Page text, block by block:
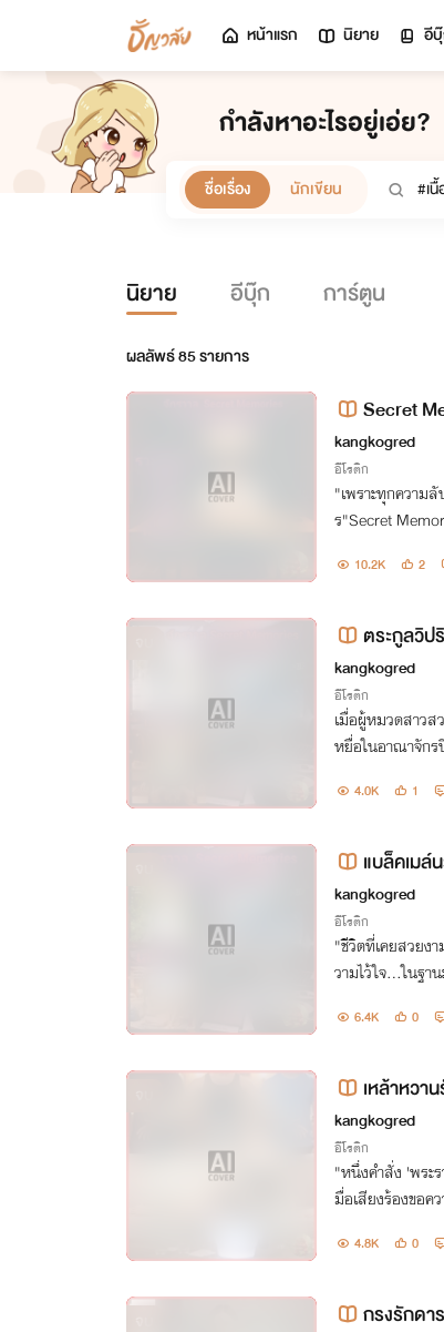
หน้าแรก นิยาย อี
กำลังหาอะไรอยู่เอ่ย?
ชื่อเรื่อง นักเขียน
นิยาย อีบุ๊ก การ์ตูน
ผลลัพธ์85รายการ
Secret
kangkogred
อีโรติก
"เพราะทุกความ
ร"Secret Memories:
10.2K 2
ตระกูลวิป
kangkogred
อีโรติก
เมื่อผู้หมวดสาวส
หยื่อในอาณาจักร
ระบวนการขัดเกลา
4.0K 1
แบล็คเมล์
kangkogred
อีโรติก
​"ชีวิตที่เคยสวยง
วามไว้ใจ...ในฐา
งคนเดียวหลอก.
6.4K 0
เหล้าหวา
kangkogred
อีโรติก
"หนึ่งคำสั่ง 'พระ
มื่อเสียงร้องขอค
ปตลอดกาล"
4.8K 0
กรงรักดา